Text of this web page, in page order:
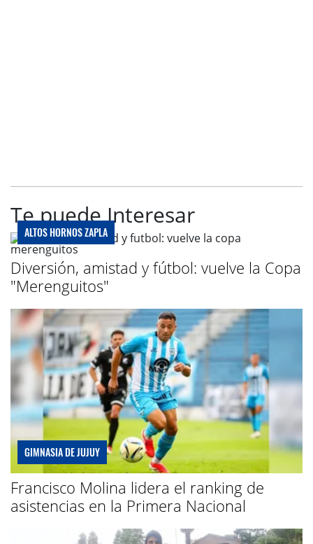
Te puede Interesar
ALTOS HORNOS ZAPLA
Diversión, amistad y fútbol: vuelve la Copa
"Merenguitos"
GIMNASIA DE JUJUY
Francisco Molina lidera el ranking de
asistencias en la Primera Nacional